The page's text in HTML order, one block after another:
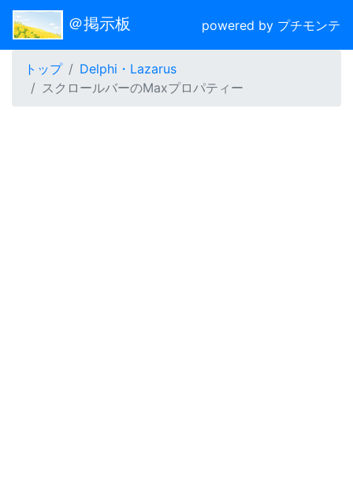
＠掲示板 powered by プチモンテ
トップ
Delphi・Lazarus
スクロールバーのMaxプロパティー